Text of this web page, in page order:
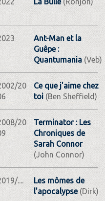
Ant-Man et la
Guêpe :
Quantumania(Veb)
20
Ce que j'aime chez
toi(Ben Sheffield)
20
Terminator : Les
Chroniques de
Sarah Connor
(John Connor)
....
Les mômes de
l'apocalypse(Dirk)